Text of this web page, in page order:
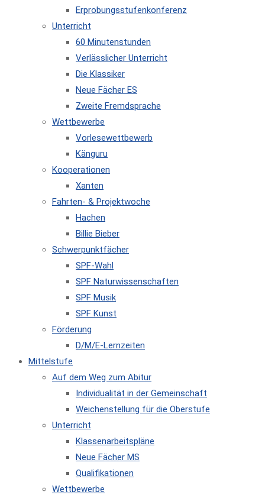
Erprobungsstufenkonferenz
Unterricht
60 Minutenstunden
Verlässlicher Unterricht
Die Klassiker
Neue Fächer ES
Zweite Fremdsprache
Wettbewerbe
Vorlesewettbewerb
Känguru
Kooperationen
Xanten
Fahrten- & Projektwoche
Hachen
Billie Bieber
Schwerpunktfächer
SPF-Wahl
SPF Naturwissenschaften
SPF Musik
SPF Kunst
Förderung
D/M/E-Lernzeiten
Mittelstufe
Auf dem Weg zum Abitur
Individualität in der Gemeinschaft
Weichenstellung für die Oberstufe
Unterricht
Klassenarbeitspläne
Neue Fächer MS
Qualifikationen
Wettbewerbe